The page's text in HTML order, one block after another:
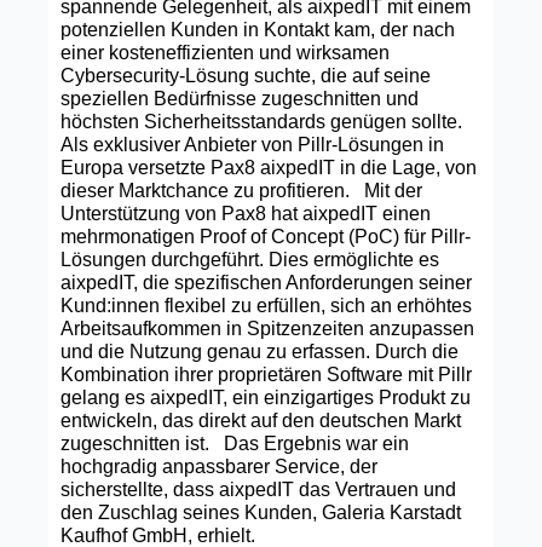
spannende Gelegenheit, als aixpedIT mit einem
potenziellen Kunden in Kontakt kam, der nach
einer kosteneffizienten und wirksamen
Cybersecurity-Lösung suchte, die auf seine
speziellen Bedürfnisse zugeschnitten und
höchsten Sicherheitsstandards genügen sollte.
Als exklusiver Anbieter von Pillr-Lösungen in
Europa versetzte Pax8 aixpedIT in die Lage, von
dieser Marktchance zu profitieren. Mit der
Unterstützung von Pax8 hat aixpedIT einen
mehrmonatigen Proof of Concept (PoC) für Pillr-
Lösungen durchgeführt. Dies ermöglichte es
aixpedIT, die spezifischen Anforderungen seiner
Kund:innen flexibel zu erfüllen, sich an erhöhtes
Arbeitsaufkommen in Spitzenzeiten anzupassen
und die Nutzung genau zu erfassen. Durch die
Kombination ihrer proprietären Software mit Pillr
gelang es aixpedIT, ein einzigartiges Produkt zu
entwickeln, das direkt auf den deutschen Markt
zugeschnitten ist. Das Ergebnis war ein
hochgradig anpassbarer Service, der
sicherstellte, dass aixpedIT das Vertrauen und
den Zuschlag seines Kunden, Galeria Karstadt
Kaufhof GmbH, erhielt.